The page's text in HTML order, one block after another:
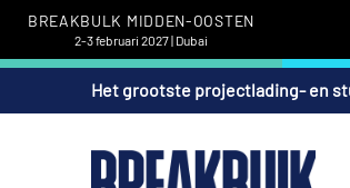
BREAKBULK MIDDEN-OOSTEN
2-3 februari 2027 | Dubai
Het grootste projectlading- en